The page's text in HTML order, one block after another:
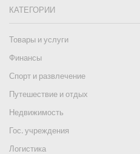
КАТЕГОРИИ
Товары и услуги
Финансы
Спорт и развлечение
Путешествие и отдых
Недвижимость
Гос. учреждения
Логистика